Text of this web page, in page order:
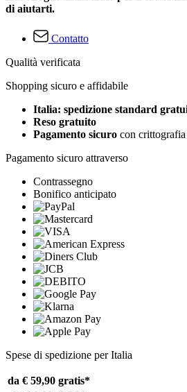
di aiutarti.
Contatto
Qualità verificata
Shopping sicuro e affidabile
Italia: spedizione standard
Reso gratuito
Pagamento sicuro con
Pagamento sicuro attraverso
Contrassegno
Bonifico anticipato
Spese di spedizione per Italia
da € 59,90 gratis*